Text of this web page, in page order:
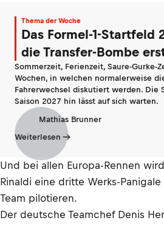
Thema der Woche
Das Formel-1-Startfeld
die Transfer-Bombe
Sommerzeit, Ferienzeit, Saure-Gurke-
Wochen, in welchen normalerweise
Fahrerwechsel diskutiert werden. Die
Saison 2027 hin lässt auf sich warten.
Mathias Brunner
Weiterlesen
Und bei allen Europa-Rennen
Rinaldi eine dritte Werks-
Team pilotieren.
Der deutsche Teamchef Denis